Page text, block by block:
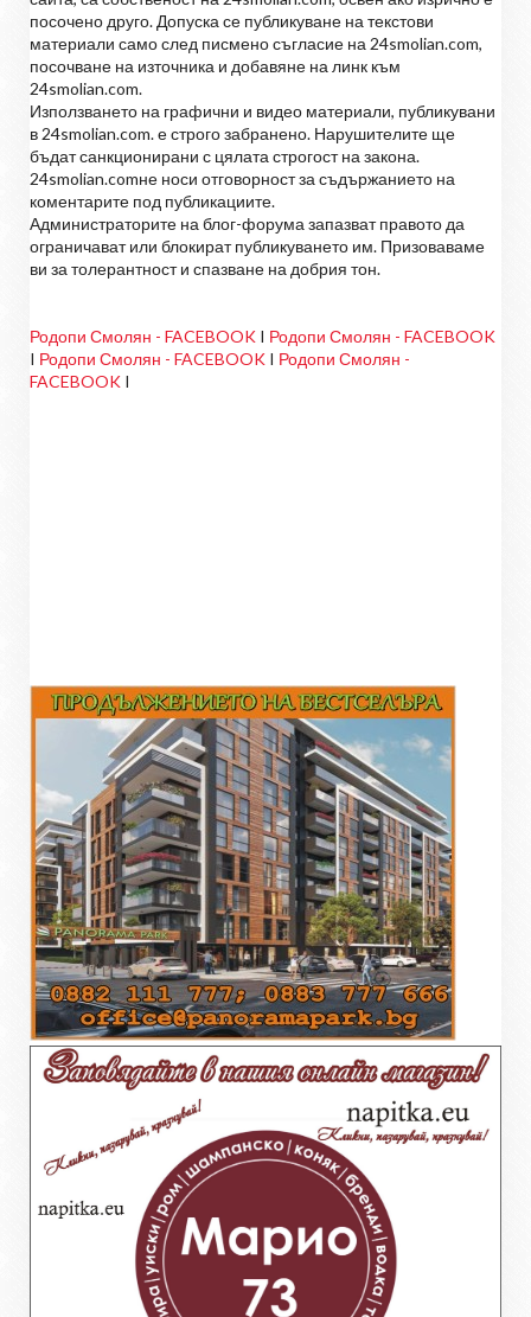
посочено друго. Допуска се публикуване на текстови
материали само след писмено съгласие на 24smolian.com,
посочване на източника и добавяне на линк към
24smolian.com.
Използването на графични и видео материали, публикувани
в 24smolian.com. е строго забранено. Нарушителите ще
бъдат санкционирани с цялата строгост на закона.
24smolian.comне носи отговорност за съдържанието на
коментарите под публикациите.
Администраторите на блог-форума запазват правото да
ограничават или блокират публикуването им. Призоваваме
ви за толерантност и спазване на добрия тон.
Родопи Смолян - FACEBOOK I Родопи Смолян - FACEBOOK
I Родопи Смолян - FACEBOOK I Родопи Смолян -
FACEBOOK I